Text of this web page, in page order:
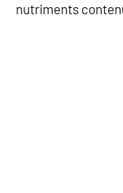
nutriments